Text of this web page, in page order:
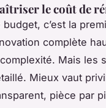
le coût de
budget, c’est la
complète
Mais les
Mieux vaut
pièce par